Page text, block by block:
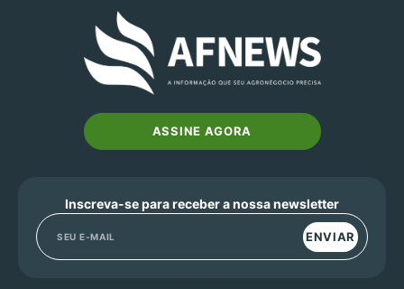
ASSINE AGORA
Inscreva-se para receber a nossa newsletter
ENVIAR